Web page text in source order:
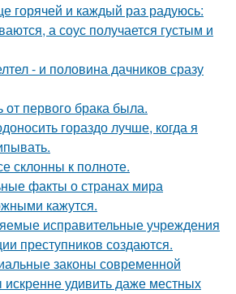
горячей и каждый раз радуюсь:
а соус получается густым и
- и половина дачников сразу
от первого брака была.
гораздо лучше, когда я
склонны к полноте.
факты о странах мира
кажутся.
исправительные учреждения
преступников создаются.
законы современной
удивить даже местных